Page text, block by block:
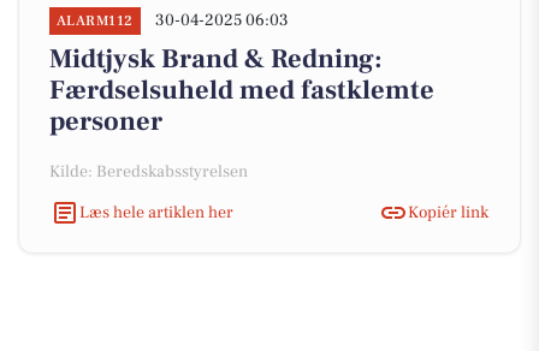
ALARM112 30-04-2025 06:03
Midtjysk Brand & Redning:
Færdselsuheld med fastklemte
personer
Kilde: Beredskabsstyrelsen
Læs hele artiklen her
Kopiér link